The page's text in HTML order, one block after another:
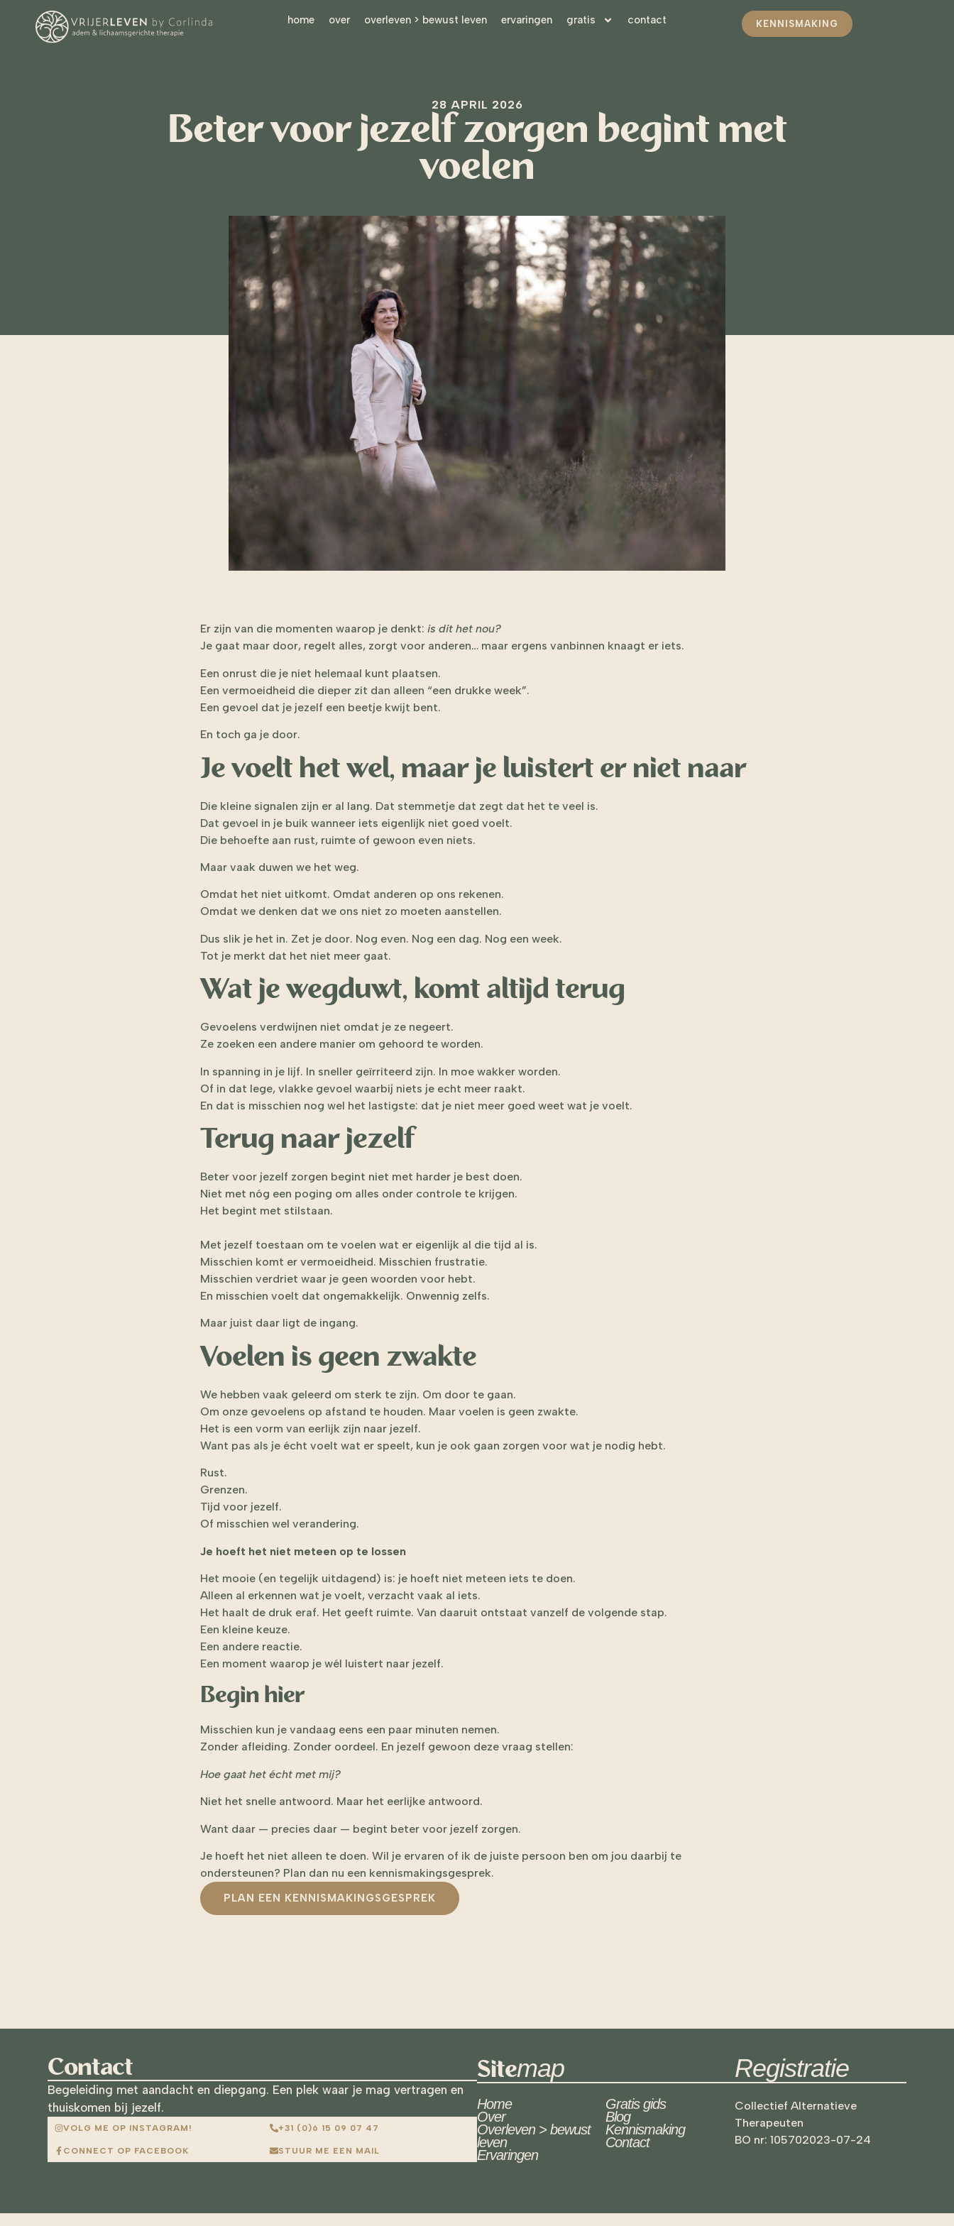
home over overleven > bewust leven ervaringen gratis contact KENNISMAKING
28 APRIL 2026
Beter voor jezelf zorgen begint met
voelen
Er zijn van die momenten waarop je denkt: is dit het nou?
Je gaat maar door, regelt alles, zorgt voor anderen… maar ergens vanbinnen knaagt er iets.
Een onrust die je niet helemaal kunt plaatsen.
Een vermoeidheid die dieper zit dan alleen “een drukke week”.
Een gevoel dat je jezelf een beetje kwijt bent.
En toch ga je door.
Je voelt het wel, maar je luistert er niet naar
Die kleine signalen zijn er al lang. Dat stemmetje dat zegt dat het te veel is.
Dat gevoel in je buik wanneer iets eigenlijk niet goed voelt.
Die behoefte aan rust, ruimte of gewoon even niets.
Maar vaak duwen we het weg.
Omdat het niet uitkomt. Omdat anderen op ons rekenen.
Omdat we denken dat we ons niet zo moeten aanstellen.
Dus slik je het in. Zet je door. Nog even. Nog een dag. Nog een week.
Tot je merkt dat het niet meer gaat.
Wat je wegduwt, komt altijd terug
Gevoelens verdwijnen niet omdat je ze negeert.
Ze zoeken een andere manier om gehoord te worden.
In spanning in je lijf. In sneller geïrriteerd zijn. In moe wakker worden.
Of in dat lege, vlakke gevoel waarbij niets je echt meer raakt.
En dat is misschien nog wel het lastigste: dat je niet meer goed weet wat je voelt.
Terug naar jezelf
Beter voor jezelf zorgen begint niet met harder je best doen.
Niet met nóg een poging om alles onder controle te krijgen.
Het begint met stilstaan.
Met jezelf toestaan om te voelen wat er eigenlijk al die tijd al is.
Misschien komt er vermoeidheid. Misschien frustratie.
Misschien verdriet waar je geen woorden voor hebt.
En misschien voelt dat ongemakkelijk. Onwennig zelfs.
Maar juist daar ligt de ingang.
Voelen is geen zwakte
We hebben vaak geleerd om sterk te zijn. Om door te gaan.
Om onze gevoelens op afstand te houden. Maar voelen is geen zwakte.
Het is een vorm van eerlijk zijn naar jezelf.
Want pas als je écht voelt wat er speelt, kun je ook gaan zorgen voor wat je nodig hebt.
Rust.
Grenzen.
Tijd voor jezelf.
Of misschien wel verandering.
Je hoeft het niet meteen op te lossen
Het mooie (en tegelijk uitdagend) is: je hoeft niet meteen iets te doen.
Alleen al erkennen wat je voelt, verzacht vaak al iets.
Het haalt de druk eraf. Het geeft ruimte. Van daaruit ontstaat vanzelf de volgende stap.
Een kleine keuze.
Een andere reactie.
Een moment waarop je wél luistert naar jezelf.
Begin hier
Misschien kun je vandaag eens een paar minuten nemen.
Zonder afleiding. Zonder oordeel. En jezelf gewoon deze vraag stellen:
Hoe gaat het écht met mij?
Niet het snelle antwoord. Maar het eerlijke antwoord.
Want daar — precies daar — begint beter voor jezelf zorgen.
Je hoeft het niet alleen te doen. Wil je ervaren of ik de juiste persoon ben om jou daarbij te
ondersteunen? Plan dan nu een kennismakingsgesprek.
PLAN EEN KENNISMAKINGSGESPREK
Contact
Begeleiding met aandacht en diepgang. Een plek waar je mag vertragen en
thuiskomen bij jezelf.
VOLG ME OP INSTAGRAM!
CONNECT OP FACEBOOK
+31 (0)6 15 09 07 47
STUUR ME EEN MAIL
Sitemap
Home
Over
Overleven > bewust
leven
Ervaringen
Gratis gids
Blog
Kennismaking
Contact
Registratie
Collectief Alternatieve
Therapeuten
BO nr: 105702023-07-24